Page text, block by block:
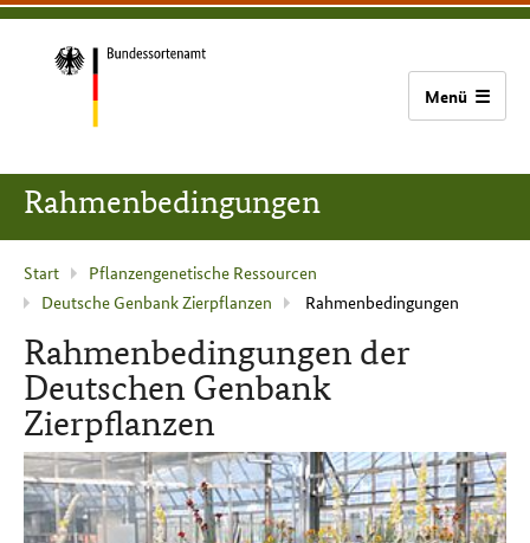
zum
(Navigation
zur
zum
Bundessortenamt
Zur
Startseite
Rahmenbedingungen
Aktuelle
Seite
:
Start
Pflanzengenetische Ressourcen
Deutsche Genbank Zierpflanzen
Rahmenbedingungen
Rahmenbedingungen der
Deutschen Genbank
Zierpflanzen